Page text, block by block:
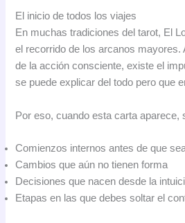
El inicio de todos los viajes
En muchas tradiciones del tarot, El
el recorrido de los arcanos mayores.
de la acción consciente, existe el
se puede explicar del todo pero que
Por eso, cuando esta carta aparece,
Comienzos internos antes de que
Cambios que aún no tienen forma
Decisiones que nacen desde la
Etapas en las que debes soltar el